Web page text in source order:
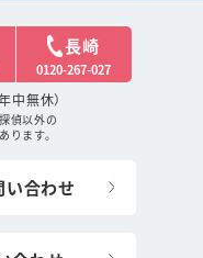
長崎
0120-267-027
中無休）
偵以外の
ります。
い合わせ